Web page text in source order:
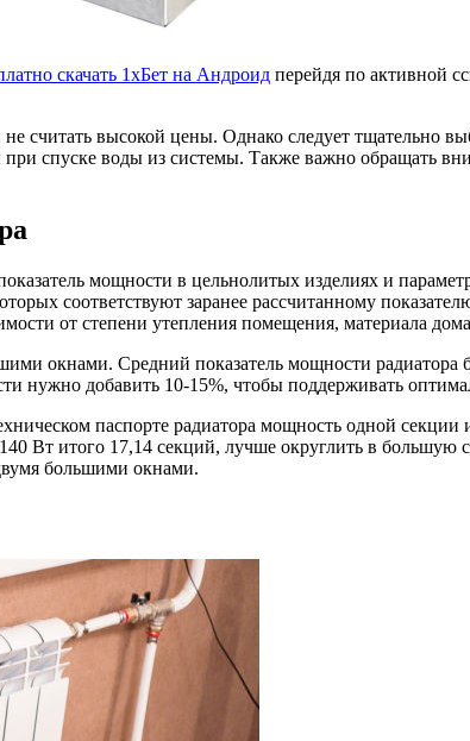
скачать 1хБет на Андроид перейдя по активной
считать высокой цены. Однако следует тщательно
спуске воды из системы. Также важно обращать
мощности в цельнолитых изделиях и
соответствуют заранее рассчитанному
от степени утепления помещения, материала
окнами. Средний показатель мощности радиатора
нужно добавить 10-15%, чтобы поддерживать
паспорте радиатора мощность одной
Вт итого 17,14 секций, лучше округлить в большую
большими окнами.